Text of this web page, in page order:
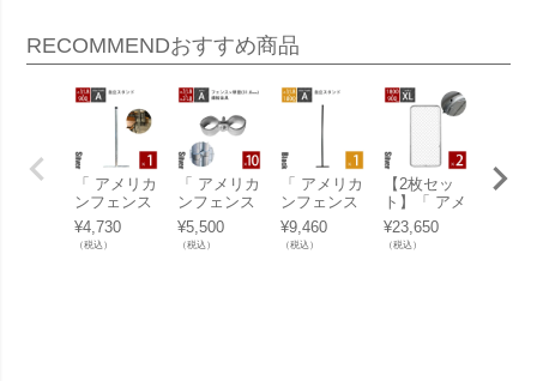
RECOMMENDおすすめ商品
「 アメリカ
ンフェンス
ポストスタ
ンド H900
mm（直径3
¥4,730
（税込）
「 アメリカ
ンフェンス
ジョイント
A（Φ31.8
用） シルバ
¥5,500
（税込）
「 アメリカ
ンフェンス
ポストスタ
ンド H1800
mm（直径3
¥9,460
（税込）
【2枚セッ
ト】「 アメ
リカンフェ
ンス 1800×
900mm XL
¥23,650
（税込）
【5枚